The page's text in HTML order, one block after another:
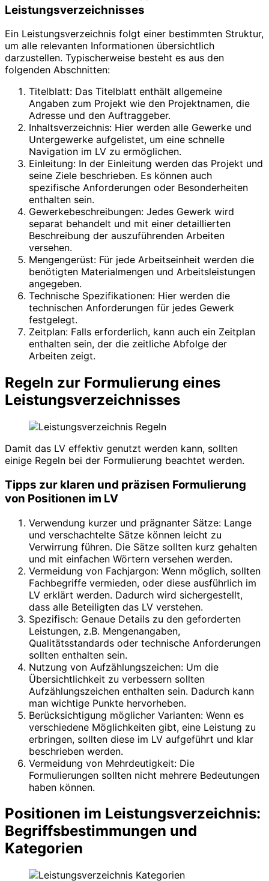
Leistungsverzeichnisses
Ein Leistungsverzeichnis folgt einer bestimmten Struktur,
um alle relevanten Informationen übersichtlich
darzustellen. Typischerweise besteht es aus den
folgenden Abschnitten:
Titelblatt: Das Titelblatt enthält allgemeine
Angaben zum Projekt wie den Projektnamen, die
Adresse und den Auftraggeber.
Inhaltsverzeichnis: Hier werden alle Gewerke und
Untergewerke aufgelistet, um eine schnelle
Navigation im LV zu ermöglichen.
Einleitung: In der Einleitung werden das Projekt und
seine Ziele beschrieben. Es können auch
spezifische Anforderungen oder Besonderheiten
enthalten sein.
Gewerkebeschreibungen: Jedes Gewerk wird
separat behandelt und mit einer detaillierten
Beschreibung der auszuführenden Arbeiten
versehen.
Mengengerüst: Für jede Arbeitseinheit werden die
benötigten Materialmengen und Arbeitsleistungen
angegeben.
Technische Spezifikationen: Hier werden die
technischen Anforderungen für jedes Gewerk
festgelegt.
Zeitplan: Falls erforderlich, kann auch ein Zeitplan
enthalten sein, der die zeitliche Abfolge der
Arbeiten zeigt.
Regeln zur Formulierung eines
Leistungsverzeichnisses
Damit das LV effektiv genutzt werden kann, sollten
einige Regeln bei der Formulierung beachtet werden.
Tipps zur klaren und präzisen Formulierung
von Positionen im LV
Verwendung kurzer und prägnanter Sätze: Lange
und verschachtelte Sätze können leicht zu
Verwirrung führen. Die Sätze sollten kurz gehalten
und mit einfachen Wörtern versehen werden.
Vermeidung von Fachjargon: Wenn möglich, sollten
Fachbegriffe vermieden, oder diese ausführlich im
LV erklärt werden. Dadurch wird sichergestellt,
dass alle Beteiligten das LV verstehen.
Spezifisch: Genaue Details zu den geforderten
Leistungen, z.B. Mengenangaben,
Qualitätsstandards oder technische Anforderungen
sollten enthalten sein.
Nutzung von Aufzählungszeichen: Um die
Übersichtlichkeit zu verbessern sollten
Aufzählungszeichen enthalten sein. Dadurch kann
man wichtige Punkte hervorheben.
Berücksichtigung möglicher Varianten: Wenn es
verschiedene Möglichkeiten gibt, eine Leistung zu
erbringen, sollten diese im LV aufgeführt und klar
beschrieben werden.
Vermeidung von Mehrdeutigkeit: Die
Formulierungen sollten nicht mehrere Bedeutungen
haben können.
Positionen im Leistungsverzeichnis:
Begriffsbestimmungen und
Kategorien